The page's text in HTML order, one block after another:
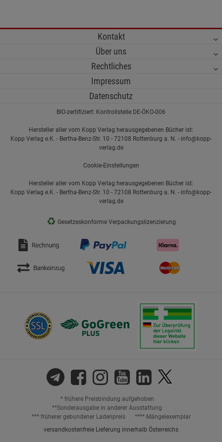
Kontakt
Über uns
Rechtliches
Impressum
Datenschutz
BIO-zertifiziert: Kontrollstelle DE-ÖKO-006
Hersteller aller vom Kopp Verlag herausgegebenen Bücher ist:
Kopp Verlag e.K. - Bertha-Benz-Str. 10 - 72108 Rottenburg a. N. - info@kopp-
verlag.de
Cookie-Einstellungen
Hersteller aller vom Kopp Verlag herausgegebenen Bücher ist:
Kopp Verlag e.K. - Bertha-Benz-Str. 10 - 72108 Rottenburg a. N. - info@kopp-
verlag.de
♻ Gesetzeskonforme Verpackungslizenzierung
* frühere Preisbindung aufgehoben
**Sonderausgabe in anderer Ausstattung
*** früherer gebundener Ladenpreis
**** Mängelexemplar
versandkostenfreie Lieferung innerhalb Österreichs